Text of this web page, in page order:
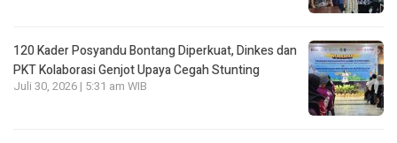
120 Kader Posyandu Bontang Diperkuat, Dinkes dan
PKT Kolaborasi Genjot Upaya Cegah Stunting
Juli 30, 2026 | 5:31 am WIB